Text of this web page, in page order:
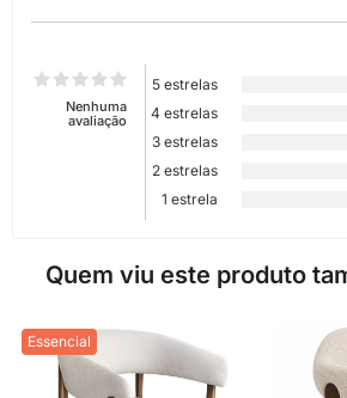
Nenhuma
avaliação
5 estrelas
4 estrelas
3 estrelas
2 estrelas
1 estrela
Quem viu este produto
Essencial